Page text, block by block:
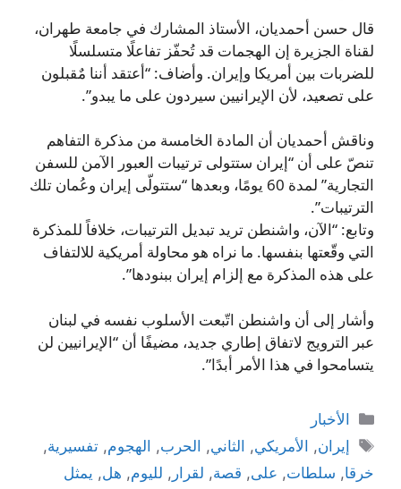
قال حسن أحمديان، الأستاذ المشارك في جامعة طهران،
لقناة الجزيرة إن الهجمات قد تُحفّز تفاعلًا متسلسلًا
للضربات بين أمريكا وإيران. وأضاف: “أعتقد أننا مٌقبلون
على تصعيد، لأن الإيرانيين سيردون على ما يبدو”.
وناقش أحمديان أن المادة الخامسة من مذكرة التفاهم
تنصّ على أن “إيران ستتولى ترتيبات العبور الآمن للسفن
التجارية” لمدة 60 يومًا، وبعدها “ستتولّى إيران وعُمان تلك
الترتيبات”.
وتابع: “الآن، واشنطن تريد تبديل الترتيبات، خلافاً للمذكرة
التي وقّعتها بنفسها. ما نراه هو محاولة أمريكية للالتفاف
على هذه المذكرة مع إلزام إيران ببنودها”.
وأشار إلى أن واشنطن اتّبعت الأسلوب نفسه في لبنان
عبر الترويج لاتفاق إطاري جديد، مضيفًا أن “الإيرانيين لن
يتسامحوا في هذا الأمر أبدًا”.
التصنيفات
الأخبار
الوسوم
إيران, الأمريكي, الثاني, الحرب, الهجوم,تفسيرية,
خرقا, سلطات, على, قصة, لقرار , لليوم, هل, يمثل